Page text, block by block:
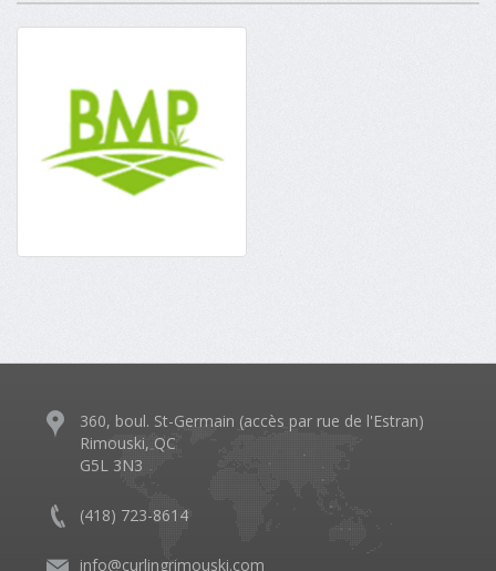
360, boul. St-Germain (accès par rue de l'Estran)
Rimouski, QC
G5L 3N3
(418) 723-8614
info@curlingrimouski.com